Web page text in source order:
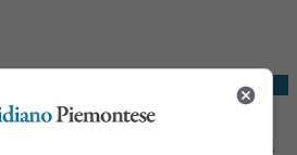
Fonte preferita